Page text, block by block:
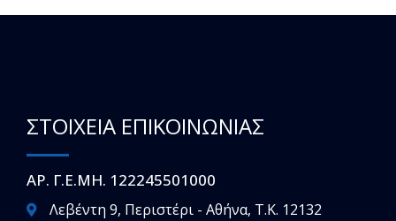
ΣΤΟΙΧΕΙΑ ΕΠΙΚΟΙΝΩΝΙΑΣ
ΑΡ. Γ.Ε.ΜΗ. 122245501000
Λεβέντη 9, Περιστέρι - Αθήνα, T.K. 12132